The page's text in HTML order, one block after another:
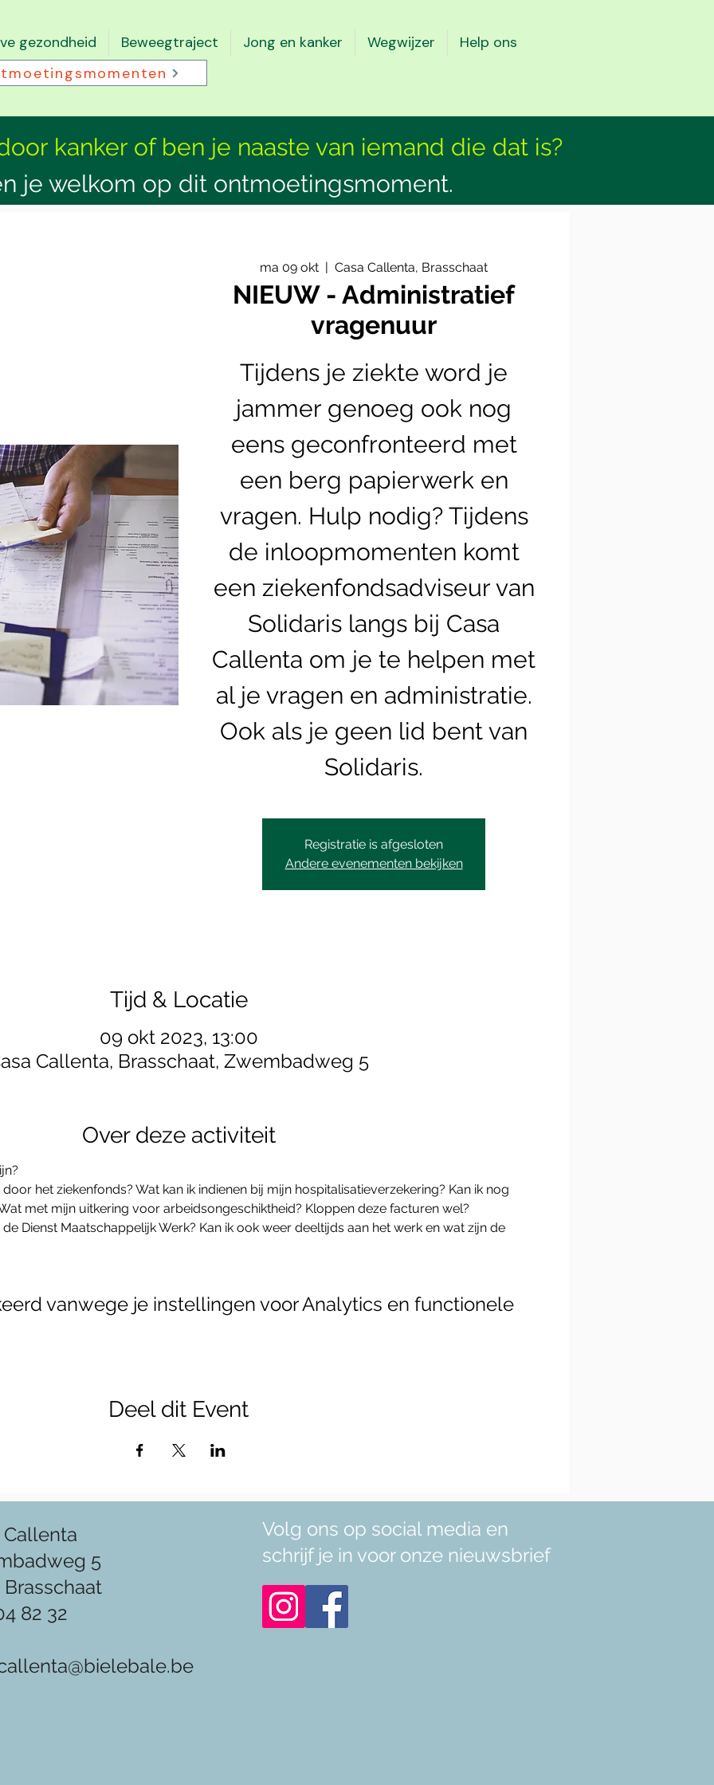
gezondheid Beweegtraject Jong en kanker Wegwijzer
Help ons
kanker of ben je naaste van iemand die dat is?
je welkom op dit ontmoetingsmoment.
ma 09 okt
  |
Casa Callenta, Brasschaat
NIEUW - Administratief
vragenuur
Tijdens je ziekte word je
jammer genoeg ook nog
eens geconfronteerd met
een berg papierwerk en
vragen. Hulp nodig? Tijdens
de inloopmomenten komt
een ziekenfondsadviseur van
Solidaris langs bij Casa
Callenta om je te helpen met
al je vragen en administratie.
Ook als je geen lid bent van
Solidaris.
Registratie is afgesloten
Andere evenementen bekijken
Tijd & Locatie
09 okt 2023, 13:00
Callenta, Brasschaat, Zwembadweg 5
Over deze activiteit
het ziekenfonds? Wat kan ik indienen bij mijn hospitalisatieverzekering? Kan ik nog
met mijn uitkering voor arbeidsongeschiktheid? Kloppen deze facturen wel?
Dienst Maatschappelijk Werk? Kan ik ook weer deeltijds aan het werk en wat zijn de
vanwege je instellingen voor Analytics en functionele
Deel dit Event
Callenta
5
82 32
Volg ons op social media en
schrijf je in voor onze nieuwsbrief